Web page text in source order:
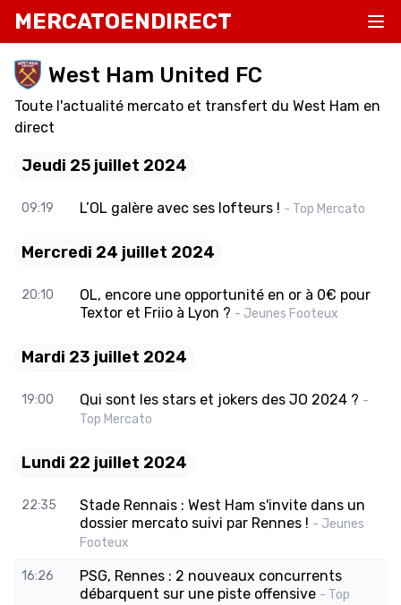
MERCATOENDIRECT
West Ham United FC
Toute l'actualité mercato et transfert du West Ham en
direct
Jeudi 25 juillet 2024
09:19 L’OL galère avec ses lofteurs ! - Top Mercato
Mercredi 24 juillet 2024
20:10
OL, encore une opportunité en or à 0€ pour
Textor et Friio à Lyon ? - Jeunes Footeux
Mardi 23 juillet 2024
19:00 Qui sont les stars et jokers des JO 2024 ? -
Top Mercato
Lundi 22 juillet 2024
22:35
Stade Rennais : West Ham s'invite dans un
dossier mercato suivi par Rennes ! - Jeunes
Footeux
16:26
PSG, Rennes : 2 nouveaux concurrents
débarquent sur une piste offensive - Top